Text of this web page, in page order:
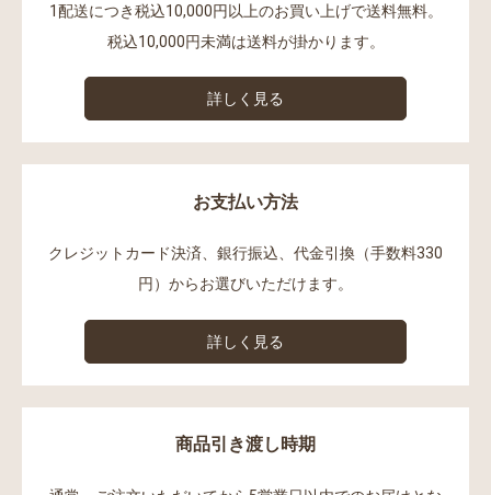
1配送につき税込10,000円以上のお買い上げで送料無料。
税込10,000円未満は送料が掛かります。
詳しく見る
お支払い方法
クレジットカード決済、銀行振込、代金引換（手数料330
円）からお選びいただけます。
詳しく見る
商品引き渡し時期